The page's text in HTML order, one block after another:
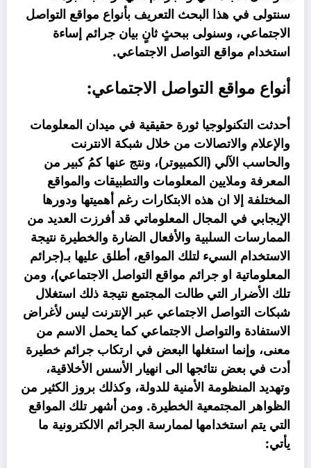
سنتولى في هذا البحث التعريف بأنواع مواقع التواصل
الاجتماعي، وسنولى ببحثٍ ثانٍ بيان جرائم إساءة
استخدام مواقع التواصل الاجتماعي.
أنواع مواقع التواصل الاجتماعي:
أحدثت التكنولوجيا ثورة حقيقية في ميدان المعلومات
والإعلام والاتصالات من خلال شبكة الانترنت
والحاسب الآلي (الكمبيوتر)، ونتج عنها كمُ كبير من
المعرفة وملايين المعلومات والتطبيقات والمواقع
المختلفة إلا ان هذه الابتكارات رغم أهميتها ودورها
الإيجابي في المجال المعلوماتي قد أفرزت العديد من
الممارسات السلبية والأفعال الضارة والخطيرة نتيجة
الاستخدام السيء لتلك المواقع، أطلق عليها بـ(جرائم
المعلوماتية او جرائم مواقع التواصل الاجتماعي)، ومن
تلك الأضرار التي طالت المجتمع نتيجة ذلك استغلال
شبكات التواصل الاجتماعي عبر الإنترنت ليس لأغراض
الاستفادة والتواصل الاجتماعي كما يحمل الاسم من
معنى، وإنما استغلها البعض في ارتكاب جرائم خطيرة
أدت في بعض نتائجها الى انهيار الأسس الأخلاقية،
وتهديد المنظومة الأمنية للدولة، وكذلك بروز الكثير من
الظواهر المجتمعية الخطيرة. ومن أشهر تلك المواقع
التي يتم استخدامها لممارسة الجرائم الالكترونية ما
يأتي: